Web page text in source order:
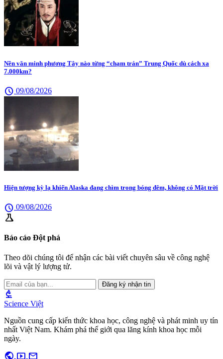
Nền văn minh phương Tây nào từng “chạm trán” Trung Quốc dù cách xa
7.000km?
schedule 09/08/2026
Hiện tượng kỳ lạ khiến Alaska đang chìm trong bóng đêm, không có Mặt trời
schedule 09/08/2026
science
Báo cáo Đột phá
Theo dõi chúng tôi để nhận các bài viết chuyên sâu về công nghệ
lõi và vật lý lượng tử.
Đăng ký nhận tin
biotech
Science Việt
Nguồn cung cấp kiến thức khoa học, công nghệ và phát minh uy tín
nhất Việt Nam. Khám phá thế giới qua lăng kính khoa học mỗi
ngày.
public smart_display mail